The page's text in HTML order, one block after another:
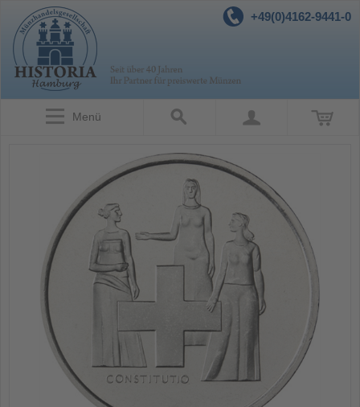
+49(0)4162-9441-0
Menü